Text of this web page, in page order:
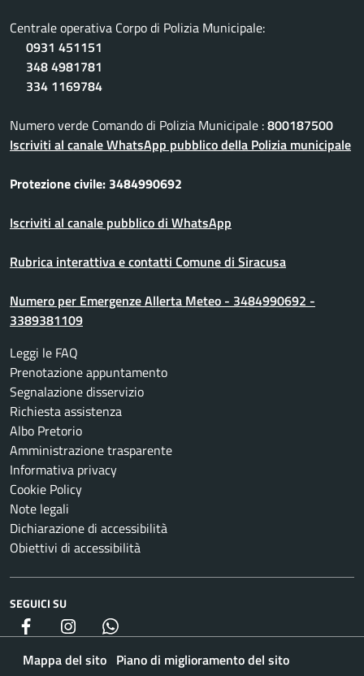
Centrale operativa Corpo di Polizia Municipale:
0931 451151
348 4981781
334 1169784
Numero verde Comando di Polizia Municipale :800187500
Iscriviti al canale WhatsApp pubblico della Polizia municipale
Protezione civile: 3484990692
Iscriviti al canale pubblico di WhatsApp
Rubrica interattiva e contatti Comune di Siracusa
Numero per Emergenze Allerta Meteo - 3484990692 -
3389381109
Leggi le FAQ
Prenotazione appuntamento
Segnalazione disservizio
Richiesta assistenza
Albo Pretorio
Amministrazione trasparente
Informativa privacy
Cookie Policy
Note legali
Dichiarazione di accessibilità
Obiettivi di accessibilità
SEGUICI SU
Facebook Instagram
Mappa del sito Piano di miglioramento del sito